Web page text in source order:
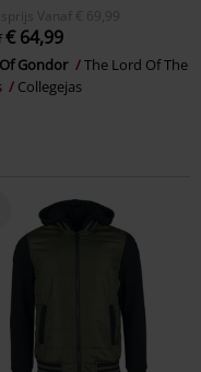
Vanaf € 69,99
€ 64,99
Gondor
The Lord Of The
Collegejas